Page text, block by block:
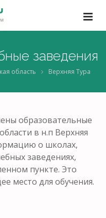
заведения
область Верхняя Тура
образовательные
в н.п Верхняя
о школах,
заведениях,
пункте. Это
место для обучения.